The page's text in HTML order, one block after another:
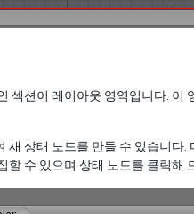
섹션이 레이아웃 영역입니다. 이
새 상태 노드를 만들 수 있습니
할 수 있으며 상태 노드를 클릭해